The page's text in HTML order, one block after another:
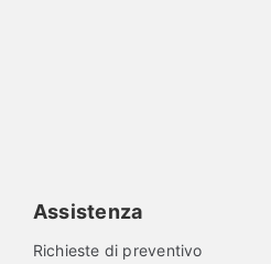
Assistenza
Richieste di preventivo